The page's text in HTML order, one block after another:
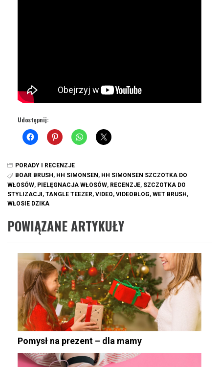
Udostępnij:
PORADY I RECENZJE
BOAR BRUSH , HH SIMONSEN , HH SIMONSEN SZCZOTKA DO
WŁOSÓW, PIELĘGNACJA WŁOSÓW, RECENZJE, SZCZOTKA DO
STYLIZACJI, TANGLE TEEZER, VIDEO, VIDEOBLOG, WET BRUSH,
WŁOSIE DZIKA
POWIĄZANE ARTYKUŁY
Pomysł na prezent – dla mamy